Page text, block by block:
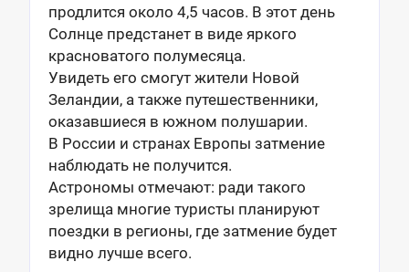
продлится около 4,5 часов. В этот день
Солнце предстанет в виде яркого
красноватого полумесяца.
Увидеть его смогут жители Новой
Зеландии, а также путешественники,
оказавшиеся в южном полушарии.
В России и странах Европы затмение
наблюдать не получится.
Астрономы отмечают: ради такого
зрелища многие туристы планируют
поездки в регионы, где затмение будет
видно лучше всего.